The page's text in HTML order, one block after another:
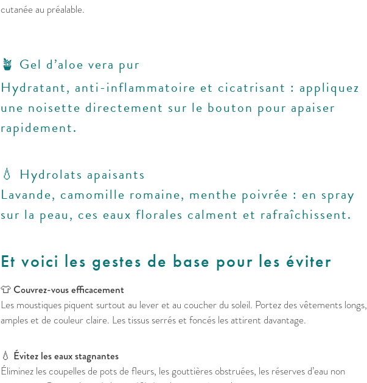
cutanée au préalable.
🪴 Gel d’aloe vera pur
Hydratant, anti-inflammatoire et cicatrisant : appliquez
une noisette directement sur le bouton pour apaiser
rapidement.
💧 Hydrolats apaisants
Lavande, camomille romaine, menthe poivrée : en spray
sur la peau, ces eaux florales calment et rafraîchissent.
Et voici les gestes de base pour les éviter
👕 Couvrez-vous efficacement
Les moustiques piquent surtout au lever et au coucher du soleil. Portez des vêtements longs,
amples et de couleur claire. Les tissus serrés et foncés les attirent davantage.
💧 Évitez les eaux stagnantes
Éliminez les coupelles de pots de fleurs, les gouttières obstruées, les réserves d’eau non